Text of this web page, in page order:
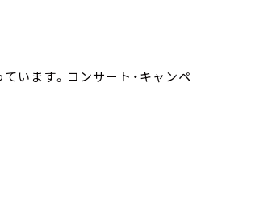
います。コンサート・キャンペ